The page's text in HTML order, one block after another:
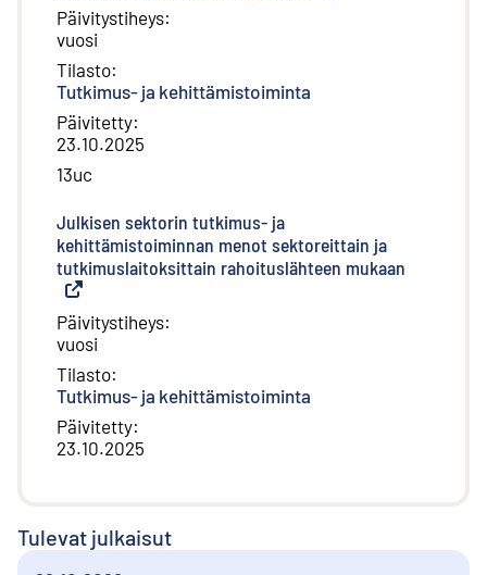
Päivitystiheys:
vuosi
Tilasto:
Tutkimus- ja kehittämistoiminta
Päivitetty:
23.10.2025
13uc
Julkisen sektorin tutkimus- ja
kehittämistoiminnan menot sektoreittain ja
tutkimuslaitoksittain rahoituslähteen mukaan
Päivitystiheys:
vuosi
Tilasto:
Tutkimus- ja kehittämistoiminta
Päivitetty:
23.10.2025
Tulevat julkaisut